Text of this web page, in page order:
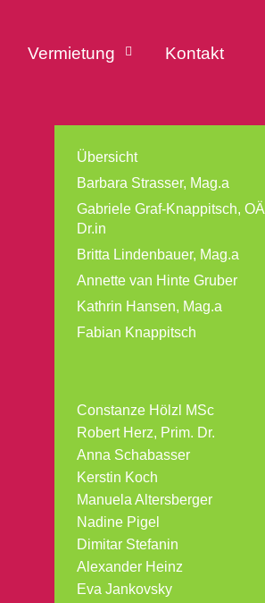
Vermietung Kontakt
Übersicht
Barbara Strasser, Mag.a
Gabriele Graf-Knappitsch, OÄ
Dr.in
Britta Lindenbauer, Mag.a
Annette van Hinte Gruber
Kathrin Hansen, Mag.a
Fabian Knappitsch
Constanze Hölzl MSc
Robert Herz, Prim. Dr.
Anna Schabasser
Kerstin Koch
Manuela Altersberger
Nadine Pigel
Dimitar Stefanin
Alexander Heinz
Eva Jankovsky